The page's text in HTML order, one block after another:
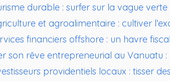
durable : surfer sur la vague verte
et agroalimentaire : cultiver
financiers offshore : un havre
son rêve entrepreneurial au Vanuatu :
providentiels locaux : tisser